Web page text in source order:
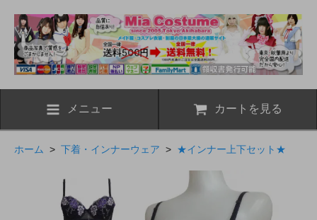
メニュー カートを見る
ホーム > 下着・インナーウェア > ★インナー上下セット★